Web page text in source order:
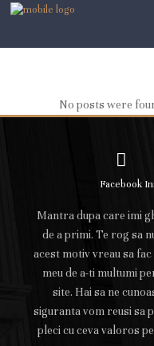
No posts were
Facebook
Mantra dupa care imi
de a primi. Te rog sa
acest motiv vreau sa
meu de a-ti multumi
site. Hai sa ne
siguranta vom reusi sa
pleci cu ceva valoros